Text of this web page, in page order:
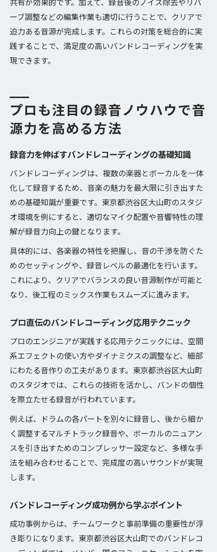
ーブ調整などの編集作業も適切に行うことで、クリアで
迫力ある音源が完成します。これらの対策を総合的に実
践することで、満足度の高いバンドレコーディングを実
現できます。
プロも注目の録音ノウハウで音
源力を高める方法
録音力を伸ばすバンドレコーディングの基礎知識
バンドレコーディングは、複数の楽器とボーカルを一体
化して録音するため、音楽の魅力を最大限に引き出すた
めの基礎知識が重要です。東京都渋谷区大山町のスタジ
オ環境を例にすると、適切なマイク配置や音響特性の理
解が録音力向上の鍵となります。
具体的には、各楽器の特性を把握し、音の干渉を防ぐた
めのセッティングや、録音レベルの最適化を行います。
これにより、クリアでバランスの良い音源制作が可能と
なり、後工程のミックス作業もスムーズに進みます。
プロ直伝のバンドレコーディング応用テクニック
プロのエンジニアが実践する応用テクニックには、空間
系エフェクトの使い方やダイナミクスの調整など、細部
にわたる音作りの工夫があります。東京都渋谷区大山町
のスタジオでは、これらの技術を活かし、バンドの個性
を際立たせる録音が行われています。
例えば、ドラムの各パートを別々に録音し、後から細か
く調整するマルチトラック録音や、ボーカルのニュアン
スを引き出すためのコンプレッサー設定など、多様な手
法を組み合わせることで、完成度の高いサウンドが実現
します。
バンドレコーディング成功例から学ぶポイント
成功事例からは、チームワークと事前準備の重要性が浮
き彫りになります。東京都渋谷区大山町でのバンドレコ